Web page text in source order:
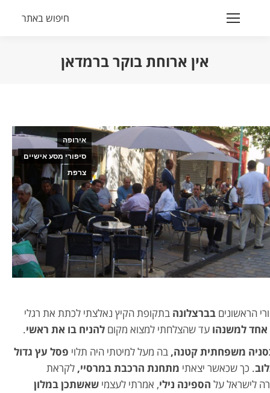
Search:
חיפוש באתר
אין ארוחת בוקר ברמדאן
אירופה
סיפורי מסע אישיים
צרפת
הראשונים בברצלונה בתקופת הקיץ נאלצתי לכתת את רגלי
אחד למשנהו עד שהצלחתי למצוא מקום להניח בו את ראשי.
משפחתית קטנה, בה מעל למיטתי היה תלוי פסל עץ גדול
. כך שכאשר יצאתי מתחנת הרכבת במרסיי, לקראת
לישראל על הספינה נילי, אמרתי לעצמי שאשתכן במלון